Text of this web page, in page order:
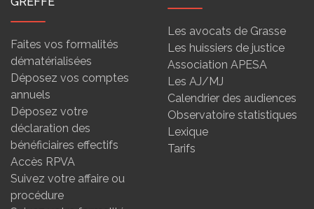
Faites vos formalités
dématérialisées
Déposez vos comptes
annuels
Déposez votre
déclaration des
bénéficiaires effectifs
Accès RPVA
Suivez votre affaire ou
procédure
Les avocats de Grasse
Les huissiers de justice
Association APESA
Les AJ/MJ
Calendrier des audiences
Observatoire statistiques
Lexique
Tarifs